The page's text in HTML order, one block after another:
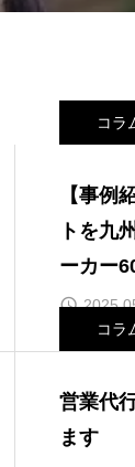
コラ
【事例
トを九
ーカー
現した
コラ
営業代
ます